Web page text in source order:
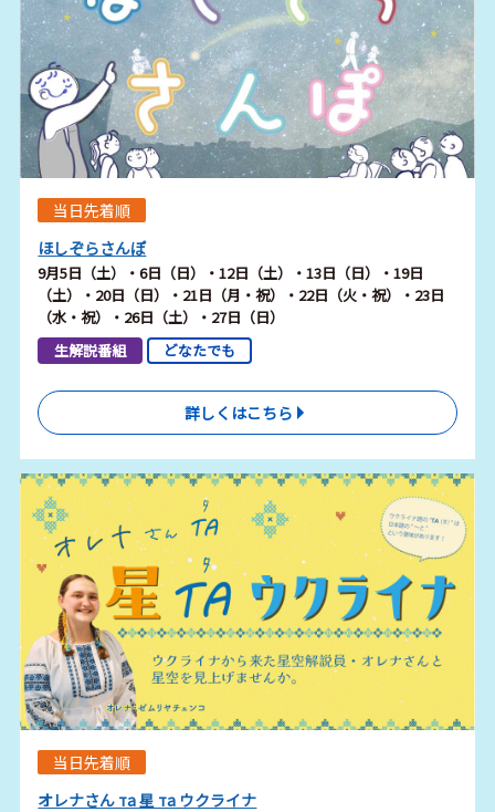
当日先着順
ほしぞらさんぽ
9月5日（土）・6日（日）・12日（土）・13日（日）・19日
（土）・20日（日）・21日（月・祝）・22日（火・祝）・23日
（水・祝）・26日（土）・27日（日）
生解説番組
どなたでも
詳しくはこちら
当日先着順
オレナさん та 星 та ウクライナ